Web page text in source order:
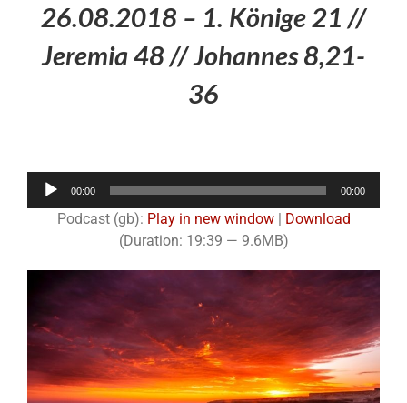
26.08.2018 – 1. Könige 21 //
Jeremia 48 // Johannes 8,21-
36
Audio-
00:00 00:00
Podcast (gb): Play in new window|
Download
(Duration: 19:39 — 9.6MB)